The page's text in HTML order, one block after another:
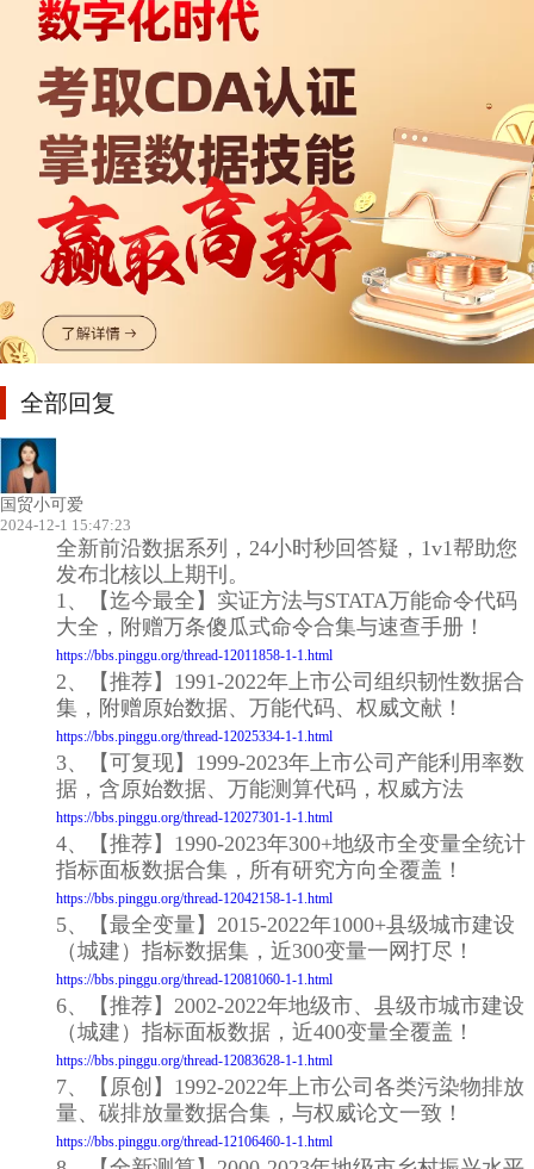
全部回复
国贸小可爱
2024-12-1 15:47:23
全新前沿数据系列，24小时秒回答疑，1v1帮助您
发布北核以上期刊。
1、【迄今最全】实证方法与STATA万能命令代码
大全，附赠万条傻瓜式命令合集与速查手册！
https://bbs.pinggu.org/thread-12011858-1-1.html
2、【推荐】1991-2022年上市公司组织韧性数据合
集，附赠原始数据、万能代码、权威文献！
https://bbs.pinggu.org/thread-12025334-1-1.html
3、【可复现】1999-2023年上市公司产能利用率数
据，含原始数据、万能测算代码，权威方法
https://bbs.pinggu.org/thread-12027301-1-1.html
4、【推荐】1990-2023年300+地级市全变量全统计
指标面板数据合集，所有研究方向全覆盖！
https://bbs.pinggu.org/thread-12042158-1-1.html
5、【最全变量】2015-2022年1000+县级城市建设
（城建）指标数据集，近300变量一网打尽！
https://bbs.pinggu.org/thread-12081060-1-1.html
6、【推荐】2002-2022年地级市、县级市城市建设
（城建）指标面板数据，近400变量全覆盖！
https://bbs.pinggu.org/thread-12083628-1-1.html
7、【原创】1992-2022年上市公司各类污染物排放
量、碳排放量数据合集，与权威论文一致！
https://bbs.pinggu.org/thread-12106460-1-1.html